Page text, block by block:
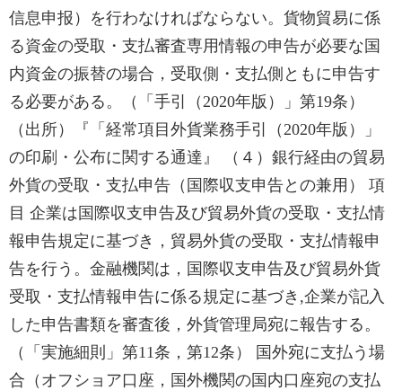
信息申报）を行わなければならない。貨物貿易に係
る資金の受取・支払審査専用情報の申告が必要な国
内資金の振替の場合，受取側・支払側ともに申告す
る必要がある。（「手引（2020年版）」第19条）
（出所）『「経常項目外貨業務手引（2020年版）」
の印刷・公布に関する通達』 （４）銀行経由の貿易
外貨の受取・支払申告（国際収支申告との兼用） 項
目 企業は国際収支申告及び貿易外貨の受取・支払情
報申告規定に基づき，貿易外貨の受取・支払情報申
告を行う。金融機関は，国際収支申告及び貿易外貨
受取・支払情報申告に係る規定に基づき,企業が記入
した申告書類を審査後，外貨管理局宛に報告する。
（「実施細則」第11条，第12条） 国外宛に支払う場
合（オフショア口座，国外機関の国内口座宛の支払